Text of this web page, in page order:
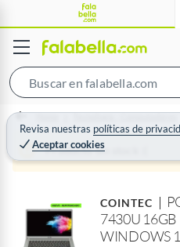
Revisa nuestras políticas de
Aceptar cookies
Home Tecnología - Computadores
Producto sin stock :(
COINTEC
7430U 16GB
WINDOWS